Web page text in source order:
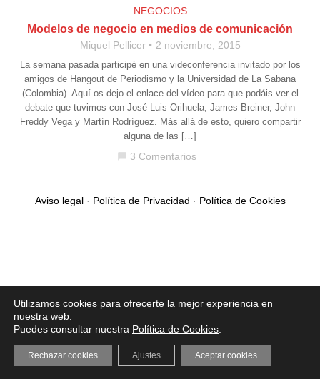
NEGOCIOS
Modelos de negocio en medios de comunicación
Miquel Pellicer 2 noviembre, 2015
La semana pasada participé en una videconferencia invitado por los
amigos de Hangout de Periodismo y la Universidad de La Sabana
(Colombia). Aquí os dejo el enlace del vídeo para que podáis ver el
debate que tuvimos con José Luis Orihuela, James Breiner, John
Freddy Vega y Martín Rodríguez. Más allá de esto, quiero compartir
alguna de las […]
chat_bubble 3 Comentarios
Aviso legal· Política de Privacidad · Política de Cookies
Utilizamos cookies para ofrecerte la mejor experiencia en
nuestra web.
Puedes consultar nuestra Política de Cookies
Aceptar cookies
Rechazar cookies Ajustes